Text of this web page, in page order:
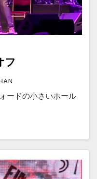
フ
ードの小さいホール